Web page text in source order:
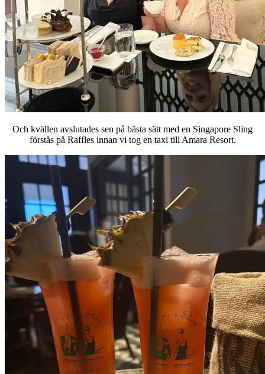
Och kvällen avslutades sen på bästa sätt med en Singapore Sling
förstås på Raffles innan vi tog en taxi till Amara Resort.